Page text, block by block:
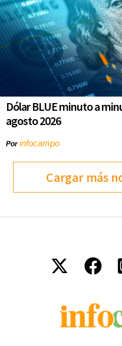
Dólar BLUE minuto a
agosto 2026
Porinfocampo
Cargar más